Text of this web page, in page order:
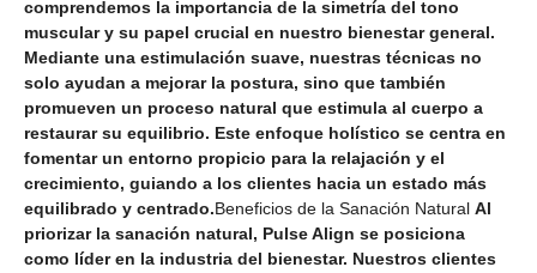
comprendemos la importancia de la simetría del tono
muscular y su papel crucial en nuestro bienestar general.
Mediante una estimulación suave, nuestras técnicas no
solo ayudan a mejorar la postura, sino que también
promueven un proceso natural que estimula al cuerpo a
restaurar su equilibrio. Este enfoque holístico se centra en
fomentar un entorno propicio para la relajación y el
crecimiento, guiando a los clientes hacia un estado más
equilibrado y centrado.Beneficios de la Sanación Natural Al
priorizar la sanación natural, Pulse Align se posiciona
como líder en la industria del bienestar. Nuestros clientes